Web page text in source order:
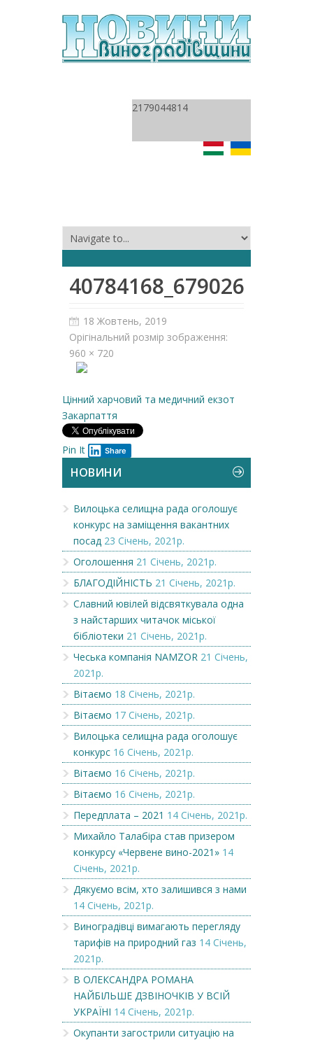
2179044814
18 Жовтень, 2019
Орігінальний розмір зображення:
960 × 720
Цінний харчовий та медичний екзот
Закарпаття
Pin It Share
НОВИНИ
Вилоцька селищна рада оголошує
конкурс на заміщення вакантних
посад 23 Січень, 2021р.
Оголошення 21 Січень, 2021р.
БЛАГОДІЙНІСТЬ 21 Січень, 2021р.
Славний ювілей відсвяткувала одна
з найстарших читачок міської
бібліотеки 21 Січень, 2021р.
Чеська компанія NAMZOR 21 Січень,
2021р.
Вітаємо 18 Січень, 2021р.
Вітаємо 17 Січень, 2021р.
Вилоцька селищна рада оголошує
конкурс 16 Січень, 2021р.
Вітаємо 16 Січень, 2021р.
Вітаємо 16 Січень, 2021р.
Передплата – 2021 14 Січень, 2021р.
Михайло Талабіра став призером
конкурсу «Червене вино-2021» 14
Січень, 2021р.
Дякуємо всім, хто залишився з нами
14 Січень, 2021р.
Виноградівці вимагають перегляду
тарифів на природний газ 14 Січень,
2021р.
В ОЛЕКСАНДРА РОМАНА
НАЙБІЛЬШЕ ДЗВІНОЧКІВ У ВСІЙ
УКРАЇНІ 14 Січень, 2021р.
Окупанти загострили ситуацію на